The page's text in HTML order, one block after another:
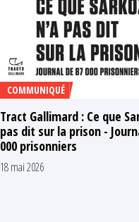
COMMUNIQUÉ
Tract Gallimard : Ce que
pas dit sur la prison -
000 prisonniers
18 mai 2026